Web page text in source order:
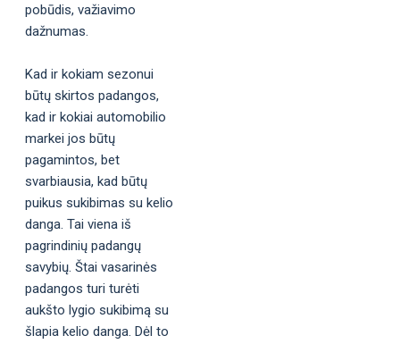
pobūdis, važiavimo
dažnumas.
Kad ir kokiam sezonui
būtų skirtos padangos,
kad ir kokiai automobilio
markei jos būtų
pagamintos, bet
svarbiausia, kad būtų
puikus sukibimas su kelio
danga. Tai viena iš
pagrindinių padangų
savybių. Štai vasarinės
padangos turi turėti
aukšto lygio sukibimą su
šlapia kelio danga. Dėl to